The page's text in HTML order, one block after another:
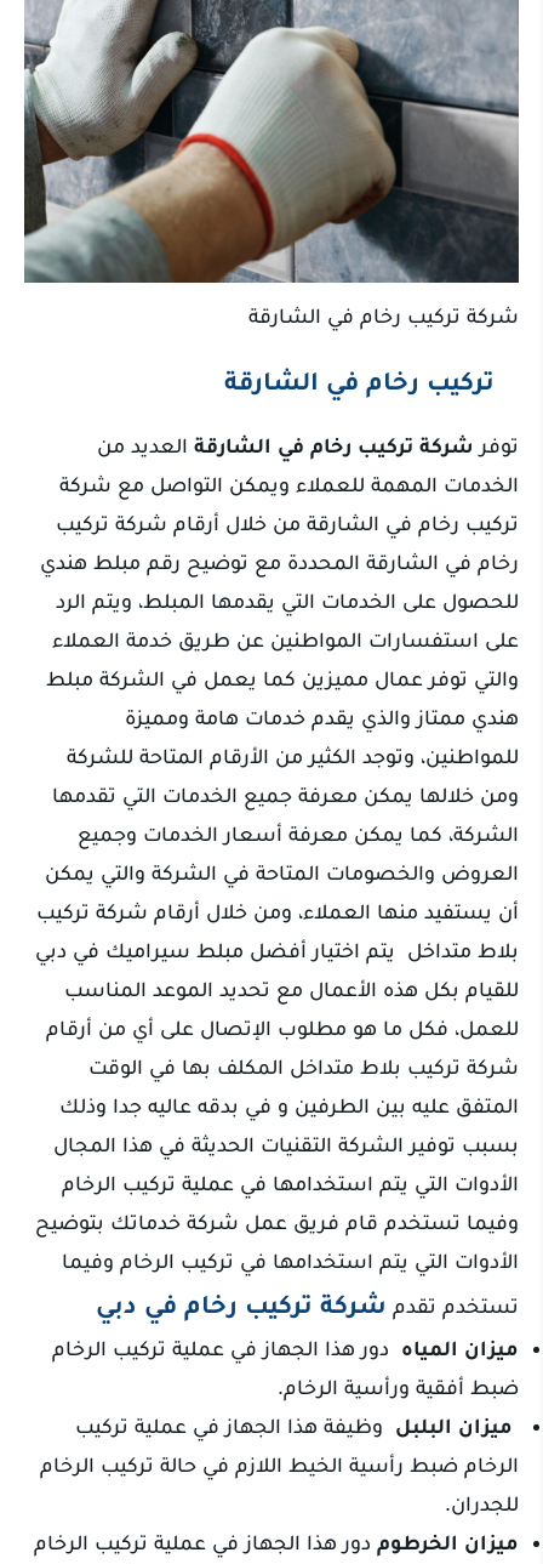
شركة تركيب رخام في الشارقة
تركيب رخام في الشارقة
توفر شركة تركيب رخام في الشارقة العديد من
الخدمات المهمة للعملاء ويمكن التواصل مع شركة
تركيب رخام في الشارقة من خلال أرقام شركة تركيب
رخام في الشارقة المحددة مع توضيح رقم مبلط هندي
للحصول على الخدمات التي يقدمها المبلط، ويتم الرد
على استفسارات المواطنين عن طريق خدمة العملاء
والتي توفر عمال مميزين كما يعمل في الشركة مبلط
هندي ممتاز والذي يقدم خدمات هامة ومميزة
للمواطنين، وتوجد الكثير من الأرقام المتاحة للشركة
ومن خلالها يمكن معرفة جميع الخدمات التي تقدمها
الشركة، كما يمكن معرفة أسعار الخدمات وجميع
العروض والخصومات المتاحة في الشركة والتي يمكن
أن يستفيد منها العملاء، ومن خلال أرقام شركة تركيب
بلاط متداخل يتم اختيار أفضل مبلط سيراميك في دبي
للقيام بكل هذه الأعمال مع تحديد الموعد المناسب
للعمل، فكل ما هو مطلوب الإتصال على أي من أرقام
شركة تركيب بلاط متداخل المكلف بها في الوقت
المتفق عليه بين الطرفين و في بدقه عاليه جدا وذلك
بسبب توفير الشركة التقنيات الحديثة في هذا المجال
الأدوات التي يتم استخدامها في عملية تركيب الرخام
وفيما تستخدم قام فريق عمل شركة خدماتك بتوضيح
الأدوات التي يتم استخدامها في تركيب الرخام وفيما
تستخدم تقدم شركة تركيب رخام في دبي
ميزان المياه دور هذا الجهاز في عملية تركيب الرخام
ضبط أفقية ورأسية الرخام.
ميزان البلبل وظيفة هذا الجهاز في عملية تركيب
الرخام ضبط رأسية الخيط اللازم في حالة تركيب الرخام
للجدران.
ميزان الخرطوم دور هذا الجهاز في عملية تركيب الرخام